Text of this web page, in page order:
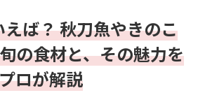
ば？ 秋刀魚やきのこ
の食材と、その魅力を
ロが解説